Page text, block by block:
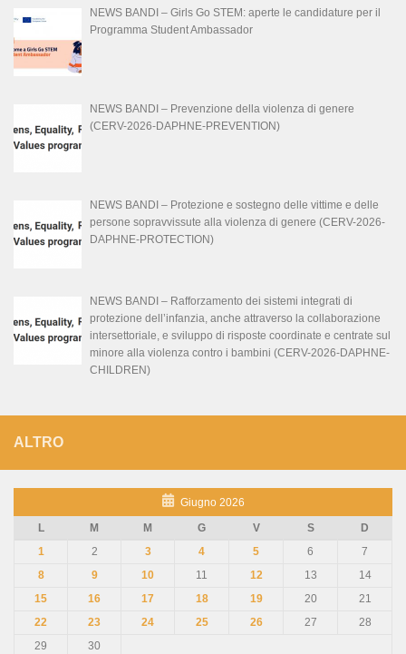
NEWS BANDI – Girls Go STEM: aperte le candidature per il
Programma Student Ambassador
NEWS BANDI – Prevenzione della violenza di genere
(CERV-2026-DAPHNE-PREVENTION)
NEWS BANDI – Protezione e sostegno delle vittime e delle
persone sopravvissute alla violenza di genere (CERV-2026-
DAPHNE-PROTECTION)
NEWS BANDI – Rafforzamento dei sistemi integrati di
protezione dell’infanzia, anche attraverso la collaborazione
intersettoriale, e sviluppo di risposte coordinate e centrate sul
minore alla violenza contro i bambini (CERV-2026-DAPHNE-
CHILDREN)
ALTRO
Giugno 2026
L
M M G V S D
1 2 3 4 5 6
7
8
9 10 11 12 13
14
15
16 17 18 19 20
21
22
23 24 25 26 27
28
29
30